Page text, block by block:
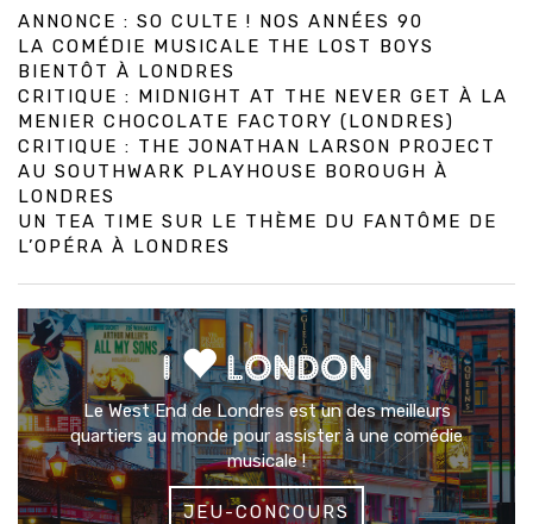
ANNONCE : SO CULTE ! NOS ANNÉES 90
LA COMÉDIE MUSICALE THE LOST BOYS
BIENTÔT À LONDRES
CRITIQUE : MIDNIGHT AT THE NEVER GET À LA
MENIER CHOCOLATE FACTORY (LONDRES)
CRITIQUE : THE JONATHAN LARSON PROJECT
AU SOUTHWARK PLAYHOUSE BOROUGH À
LONDRES
UN TEA TIME SUR LE THÈME DU FANTÔME DE
L’OPÉRA À LONDRES
I LONDON
Le West End de Londres est un des meilleurs
quartiers au monde pour assister à une comédie
musicale !
JEU-CONCOURS